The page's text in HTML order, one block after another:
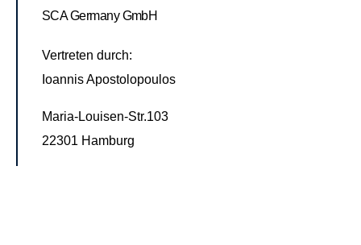
SCA Germany GmbH
Vertreten durch:
Ioannis Apostolopoulos
Maria-Louisen-Str.103
22301 Hamburg